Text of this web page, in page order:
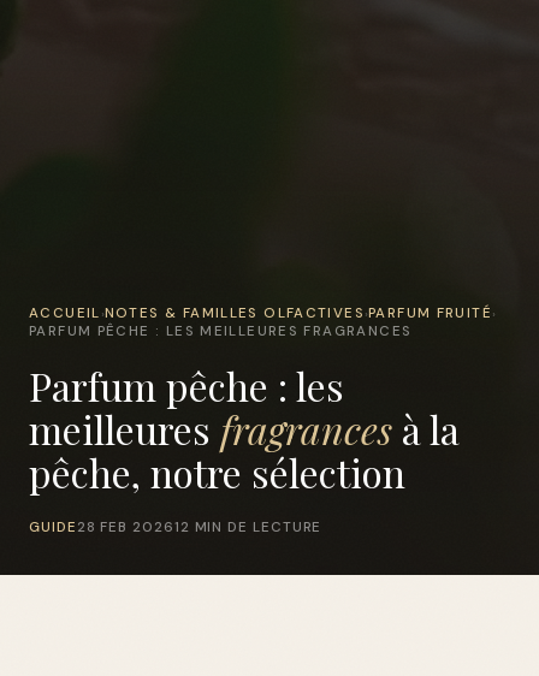
ACCUEIL ›NOTES & FAMILLES OLFACTIVES ›PARFUM FRUITÉ ›
PARFUM PÊCHE : LES MEILLEURES FRAGRANCES
Parfum pêche : les
meilleures fragrances à la
pêche, notre sélection
GUIDE 28 FEB 202612 MIN DE LECTURE